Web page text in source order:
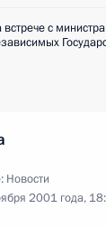
встрече с
Новости
2001 года,